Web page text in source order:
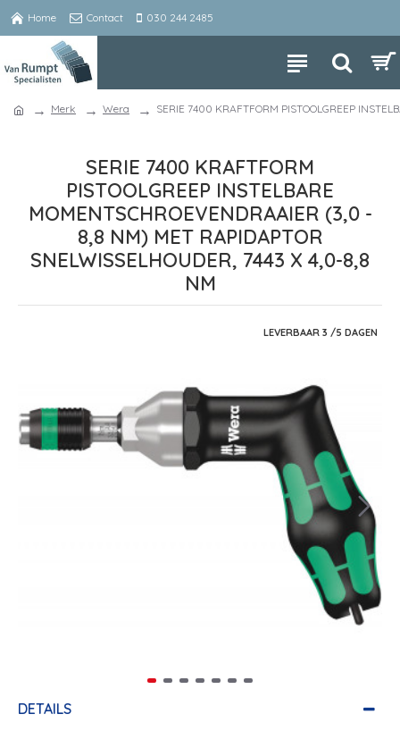
Home Contact 030 244 2485
Merk Wera SERIE 7400 KRAFTFORM PISTOOLGREEP
SERIE 7400 KRAFTFORM
PISTOOLGREEP INSTELBARE
MOMENTSCHROEVENDRAAIER (3,0 -
8,8 NM) MET RAPIDAPTOR
SNELWISSELHOUDER, 7443 X 4,0-8,8
NM
LEVERBAAR 3 /5 DAGEN
DETAILS